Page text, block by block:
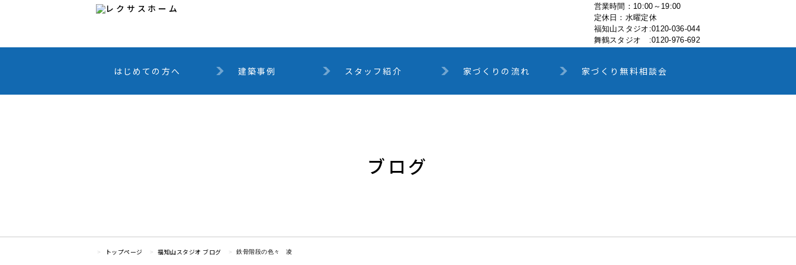
はじめての方へ 建築事例 スタッフ紹介 家づくりの流れ 家づくり無料相談会
営業時間：10:00～19:00
定休日：水曜定休
福知山スタジオ:0120-036-044
舞鶴スタジオ :0120-976-692
ブログ
トップページ 福知山スタジオ ブログ 鉄骨階段の色々 凌